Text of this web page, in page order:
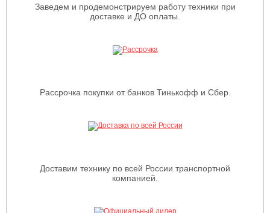
Заведем и продемонстрируем работу техники при
доставке и ДО оплаты.
Рассрочка покупки от банков Тинькофф и Сбер.
Доставим технику по всей России транспортной
компанией.